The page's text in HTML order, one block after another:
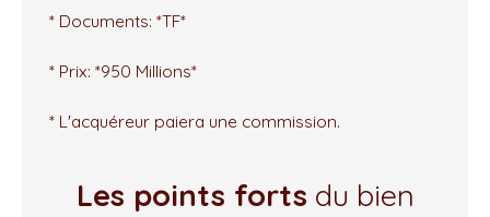
* Documents: *TF*
* Prix: *950 Millions*
* L'acquéreur paiera une commission.
Les points forts du bien